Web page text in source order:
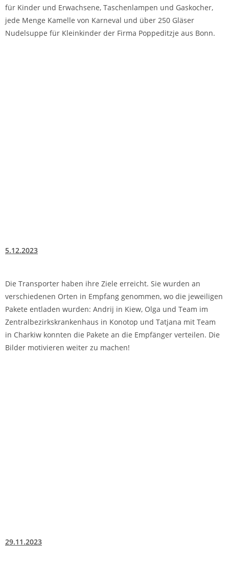
für Kinder und Erwachsene, Taschenlampen und Gaskocher,
jede Menge Kamelle von Karneval und über 250 Gläser
Nudelsuppe für Kleinkinder der Firma Poppeditzje aus Bonn.
5.12.2023
Die Transporter haben ihre Ziele erreicht. Sie wurden an
verschiedenen Orten in Empfang genommen, wo die jeweiligen
Pakete entladen wurden: Andrij in Kiew, Olga und Team im
Zentralbezirkskrankenhaus in Konotop und Tatjana mit Team
in Charkiw konnten die Pakete an die Empfänger verteilen. Die
Bilder motivieren weiter zu machen!
29.11.2023